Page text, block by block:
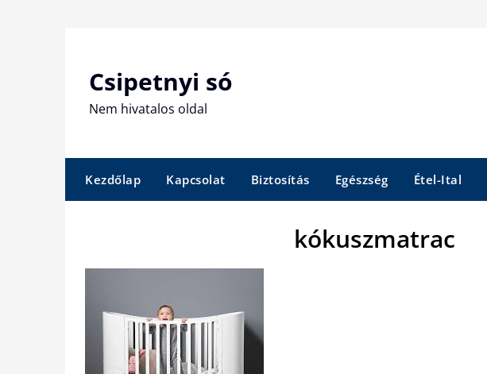
Csipetnyi só
Nem hivatalos oldal
Kezdőlap Kapcsolat Biztosítás Egészség Étel-Ital
kókuszmatrac